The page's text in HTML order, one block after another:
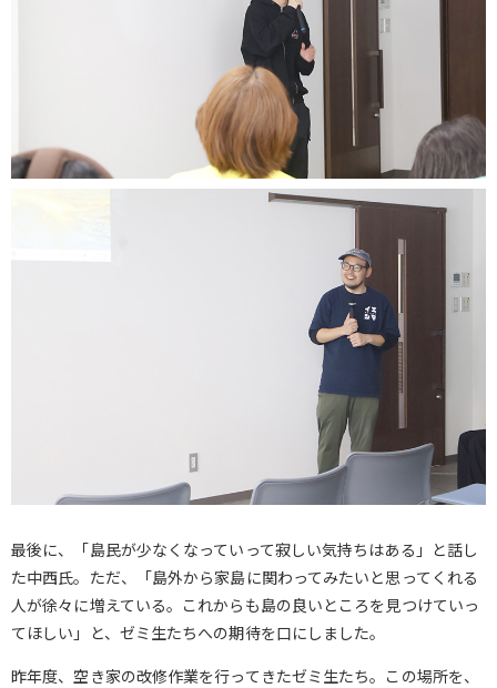
最後に、「島民が少なくなっていって寂しい気持ちはある」と話し
た中西氏。ただ、「島外から家島に関わってみたいと思ってくれる
人が徐々に増えている。これからも島の良いところを見つけていっ
てほしい」と、ゼミ生たちへの期待を口にしました。
昨年度、空き家の改修作業を行ってきたゼミ生たち。この場所を、